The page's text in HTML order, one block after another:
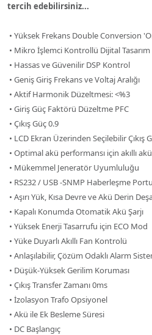
tercih edebilirsiniz...
• Yüksek Frekans Double Conversion
• Mikro İşlemci Kontrollü Dijital Tasarım
• Hassas ve Güvenilir DSP Kontrol
• Geniş Giriş Frekans ve Voltaj Aralığı
• Aktif Harmonik Düzeltmesi: <%3
• Giriş Güç Faktörü Düzeltme PFC
• Çıkış Güç 0.9
• LCD Ekran Üzerinden Seçilebilir Çıkış
• Optimal akü performansı için akıllı
• Mükemmel Jeneratör Uyumluluğu
• RS232 / USB -SNMP Haberleşme
• Aşırı Yük, Kısa Devre ve Akü Derin
• Kapalı Konumda Otomatik Akü Şarjı
• Yüksek Enerji Tasarrufu için ECO Mod
• Yüke Duyarlı Akıllı Fan Kontrolü
• Anlaşılabilir, Çözüm Odaklı Alarm
• Düşük-Yüksek Gerilim Koruması
• Çıkış Transfer Zamanı 0ms
• İzolasyon Trafo Opsiyonel
• Akü ile Ek Besleme Süresi
• DC Başlangıç